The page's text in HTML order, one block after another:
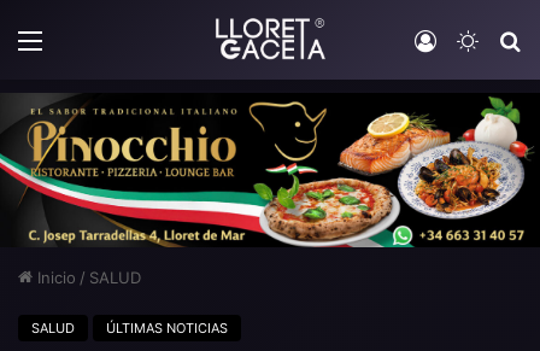
Menú Iniciar
Inicio / SALUD
SALUD ÚLTIMAS NOTICIAS